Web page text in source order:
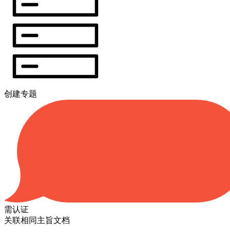
创建专题
需认证
关联相同主旨文档